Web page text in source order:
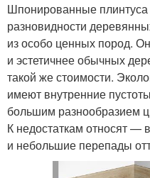
Шпонированные
разновидности
из особо ценных пород.
и эстетичнее обычных
такой же стоимости.
имеют внутренние
большим разнообразием
К недостаткам относят —
и небольшие перепады